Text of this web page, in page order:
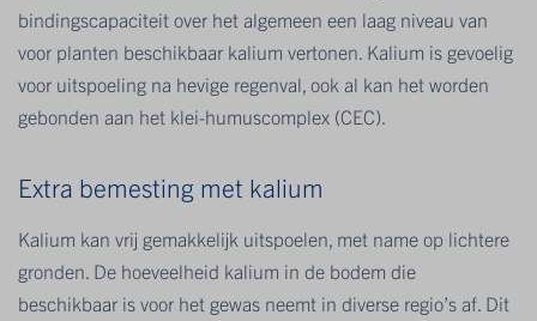
bindingscapaciteit over het algemeen een laag niveau van
voor planten beschikbaar kalium vertonen. Kalium is gevoelig
voor uitspoeling na hevige regenval, ook al kan het worden
gebonden aan het klei-humuscomplex (CEC).
Extra bemesting met kalium
Kalium kan vrij gemakkelijk uitspoelen, met name op lichtere
gronden. De hoeveelheid kalium in de bodem die
beschikbaar is voor het gewas neemt in diverse regio’s af. Dit